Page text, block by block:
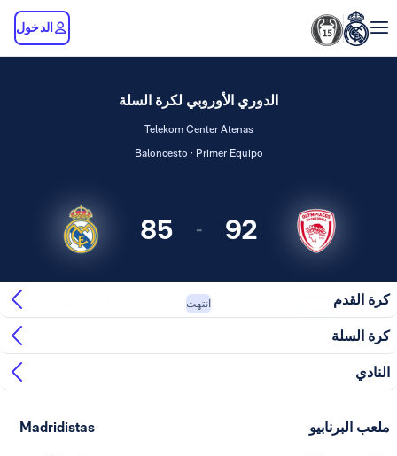
الدخول
الدوري الأوروبي لكرة السلة
Telekom Center Atenas
Baloncesto · Primer Equipo
92
-
85
Olympiacos
انتهت كرة القدم
كرة السلة
النادي
ملعب البرنابيو Madridistas